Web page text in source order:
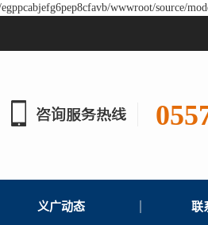
wwwroot/source/
义广动态 联